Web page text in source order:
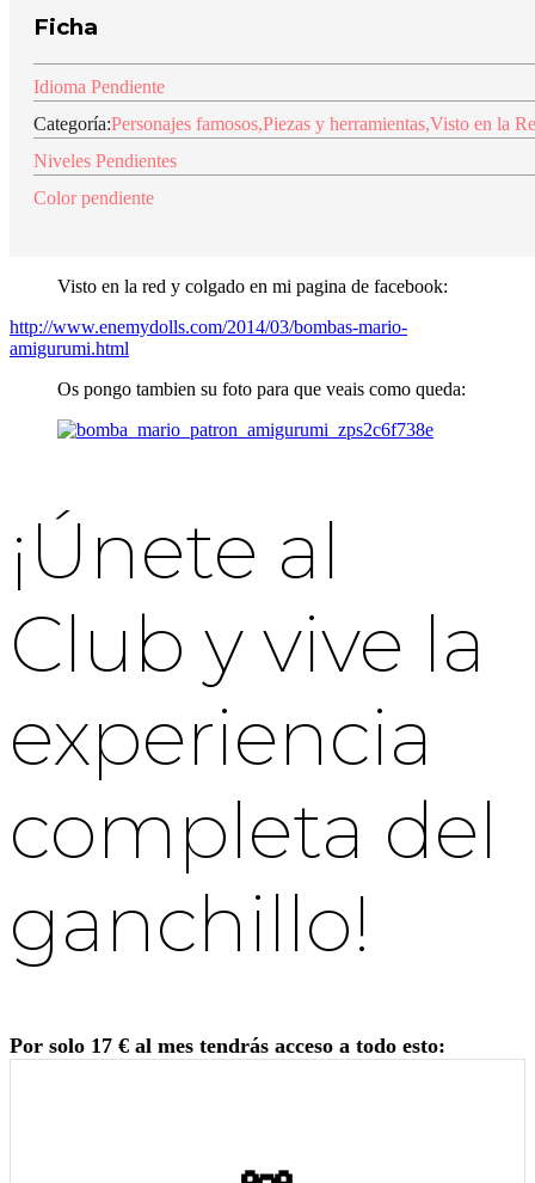
Ficha
Idioma Pendiente
Categoría:Personajes famosos,Piezas y herramientas,Visto en la
Niveles Pendientes
Color pendiente
Visto en la red y colgado en mi pagina de facebook:
http://www.enemydolls.com/2014/03/bombas-mario-
amigurumi.html
Os pongo tambien su foto para que veais como queda:
¡Únete al
Club y vive la
experiencia
completa del
ganchillo!
Por solo 17 € al mes tendrás acceso a todo esto: